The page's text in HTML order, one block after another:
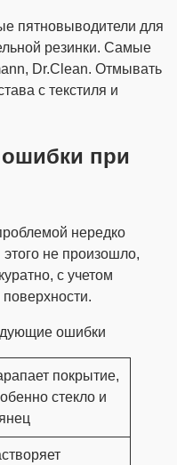
пятновыводители для
резинки. Самые
Dr.Clean. Отмывать
с текстиля и
при
нередко
не произошло,
с учетом
ошибки
покрытие,
стекло и